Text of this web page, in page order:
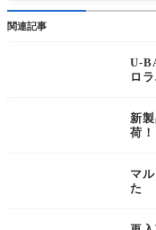
関連記事
U-
ロ
新
荷！
マ
た